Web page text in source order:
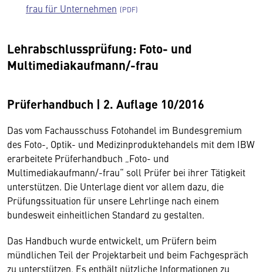
frau für Unternehmen
Lehrabschlussprüfung: Foto- und
Multimediakaufmann/-frau
Prüferhandbuch | 2. Auflage 10/2016
Das vom Fachausschuss Fotohandel im Bundesgremium
des Foto-, Optik- und Medizinproduktehandels mit dem IBW
erarbeitete Prüferhandbuch „Foto- und
Multimediakaufmann/-frau“ soll Prüfer bei ihrer Tätigkeit
unterstützen. Die Unterlage dient vor allem dazu, die
Prüfungssituation für unsere Lehrlinge nach einem
bundesweit einheitlichen Standard zu gestalten.
Das Handbuch wurde entwickelt, um Prüfern beim
mündlichen Teil der Projektarbeit und beim Fachgespräch
zu unterstützen. Es enthält nützliche Informationen zu